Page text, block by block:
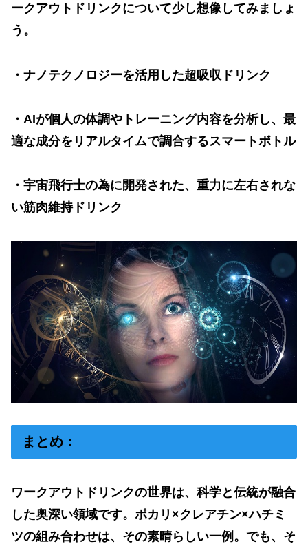
ークアウトドリンクについて少し想像してみましょ
う。
・ナノテクノロジーを活用した超吸収ドリンク
・ AIが個人の体調やトレーニング内容を分析し、最
適な成分をリアルタイムで調合するスマートボトル
・宇宙飛行士の為に開発された、重力に左右されな
い筋肉維持ドリンク
まとめ：
ワークアウトドリンクの世界は、科学と伝統が融合
した奥深い領域です。ポカリ ×クレアチン×ハチミ
ツの組み合わせは、その素晴らしい一例。でも、そ